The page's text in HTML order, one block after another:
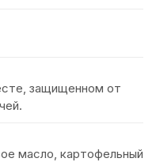
защищенном от
масло, картофельный